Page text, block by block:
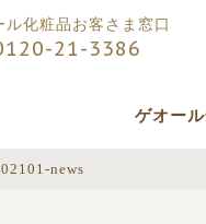
ゲオー
ル化粧品お客さま窓口
21-3386
news